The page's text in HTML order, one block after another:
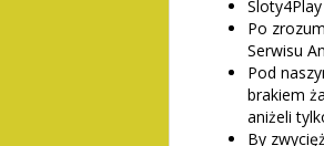
Po
Serwisu
Pod
brakiem
aniżeli
By